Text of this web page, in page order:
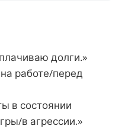
долги.»
работе/перед
в состоянии
в агрессии.»